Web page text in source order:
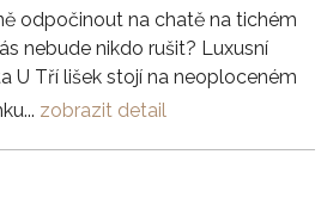
odpočinout na chatě na tichém
nebude nikdo rušit? Luxusní
U Tří lišek stojí na neoploceném
zobrazit detail